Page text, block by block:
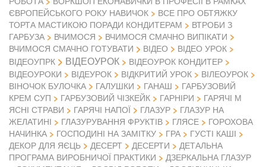
ЄВРОПЕЙСЬКОГО РОКУ НАВИЧОК
ВСЕ ПРО ОБТЯЖКУ
ТОРТА МАСТИКОЮ ПОРАДИ КОНДИТЕРАМ
ВТРОБИ З
ГАРБУЗА
ВЧИМОСЯ
ВЧИМОСЯ СМАЧНО ВИПІКАТИ
ВЧИМОСЯ СМАЧНО ГОТУВАТИ
ВІДЕО
ВІДЕО УРОК
ВІДЕОУПРК
ВІДЕОУРОК
ВІДЕОУРОК КОНДИТЕР
ВІДЕОУРОКИ
ВІДЕУРОК ВІДКРИТИЙ УРОК
ВІЛЕОУРОК
ВІНОЧОК БУЛОЧКА
ГАЛУШКИ ГАНАШ
ГАРБУЗОВИЙ
КРЕМ СУП
ГАРБУЗОВИЙ ЧІЗКЕЙК ГАРНІРИ
ГАРЯЧІ М
ЯСНІ СТРАВИ
ГАРЯЧІ НАПОЇ ГЛАЗУР
ГЛАЗУР НА
ЖЕЛАТИНІ
ГЛАЗУРУВАННЯ ФРУКТІВ ГЛЯСЕ
ГОРОХОВА
НАЧИНКА
ГОСПОДИНІ НА ЗАМІТКУ ГРА
ГУСТІ КАШІ
ДЕКОР ДЛЯ ЯЄЦЬ
ДЕСЕРТ ДЕСЕРТИ
ДЕТАЛЬНА
ПРОГРАМА ВИРОБНИЧОЇ ПРАКТИКИ
ДЗЕРКАЛЬНА ГЛАЗУР